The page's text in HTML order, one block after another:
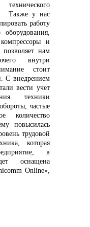
Также у нас
работу
оборудования,
и
нам
внутри
стоит
С внедрением
вести учет
техники
частые
количество
повысилась
трудовой
которая
в
оснащена
Online»,